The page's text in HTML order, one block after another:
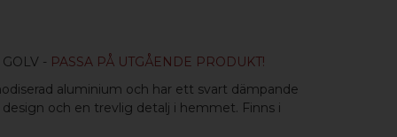
- PASSA PÅ UTGÅENDE PRODUKT!
aluminium och har ett svart dämpande
och en trevlig detalj i hemmet. Finns i